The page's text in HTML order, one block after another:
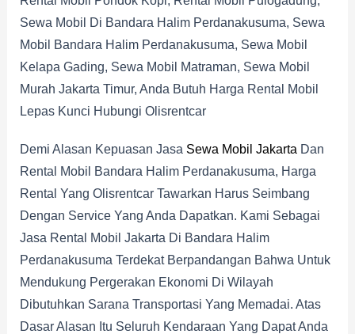
Sewa Mobil Di Bandara Halim Perdanakusuma, Sewa
Mobil Bandara Halim Perdanakusuma, Sewa Mobil
Kelapa Gading, Sewa Mobil Matraman, Sewa Mobil
Murah Jakarta Timur, Anda Butuh Harga Rental Mobil
Lepas Kunci Hubungi Olisrentcar
Demi Alasan Kepuasan Jasa Sewa Mobil Jakarta Dan
Rental Mobil Bandara Halim Perdanakusuma, Harga
Rental Yang Olisrentcar Tawarkan Harus Seimbang
Dengan Service Yang Anda Dapatkan. Kami Sebagai
Jasa Rental Mobil Jakarta Di Bandara Halim
Perdanakusuma Terdekat Berpandangan Bahwa Untuk
Mendukung Pergerakan Ekonomi Di Wilayah
Dibutuhkan Sarana Transportasi Yang Memadai. Atas
Dasar Alasan Itu Seluruh Kendaraan Yang Dapat Anda